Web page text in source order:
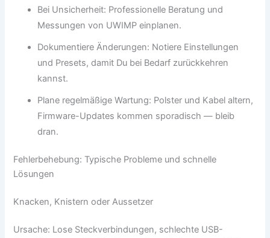
Bei Unsicherheit: Professionelle Beratung und
Messungen von UWIMP einplanen.
Dokumentiere Änderungen: Notiere Einstellungen
und Presets, damit Du bei Bedarf zurückkehren
kannst.
Plane regelmäßige Wartung: Polster und Kabel altern,
Firmware-Updates kommen sporadisch — bleib
dran.
Fehlerbehebung: Typische Probleme und schnelle
Lösungen
Knacken, Knistern oder Aussetzer
Ursache: Lose Steckverbindungen, schlechte USB-